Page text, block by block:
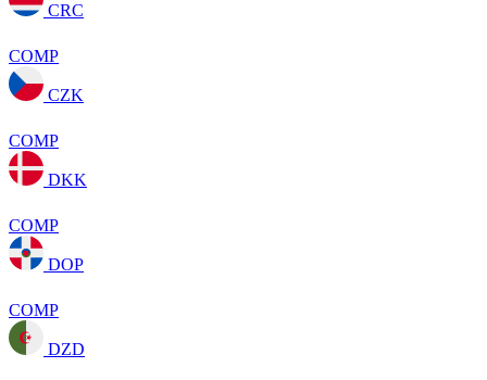
CRC
COMP
CZK
COMP
DKK
COMP
DOP
COMP
DZD